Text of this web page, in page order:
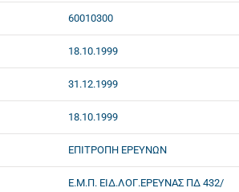
60010300
18.10.1999
31.12.1999
18.10.1999
ΕΠΙΤΡΟΠΗ ΕΡΕΥΝΩΝ
Ε.Μ.Π. ΕΙΔ.ΛΟΓ.ΕΡΕΥΝΑΣ ΠΔ 432/